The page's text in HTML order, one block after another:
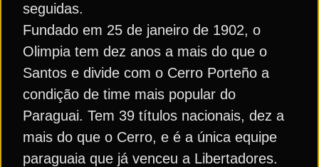
seguidas.
Fundado em 25 de janeiro de 1902, o
Olimpia tem dez anos a mais do que o
Santos e divide com o Cerro Porteño a
condição de time mais popular do
Paraguai. Tem 39 títulos nacionais, dez a
mais do que o Cerro, e é a única equipe
paraguaia que já venceu a Libertadores.